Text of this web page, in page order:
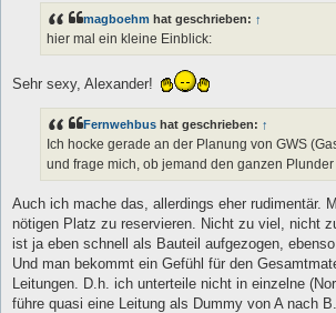
r
a
magboehm hat geschrieben: ↑
hier mal ein kleine Einblick:
Sehr sexy, Alexander!
Fernwehbus hat geschrieben: ↑
Ich hocke gerade an der Planung von GWS
und frage mich, ob jemand den ganzen
Auch ich mache das, allerdings eher rudimentär.
nötigen Platz zu reservieren. Nicht zu viel, nicht
ist ja eben schnell als Bauteil aufgezogen,
Und man bekommt ein Gefühl für den
Leitungen. D.h. ich unterteile nicht in einzelne
führe quasi eine Leitung als Dummy von A nach